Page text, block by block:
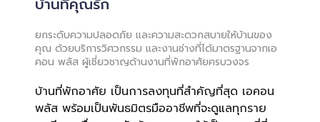
ยกระดับความปลอดภัย และความสะดวกสบายให้บ้านของ
คุณ ด้วยบริการวิศวกรรม และงานช่างที่ได้มาตรฐานจากเอ
คอน พลัส ผู้เชี่ยวชาญด้านงานที่พักอาศัยครบวงจร
บ้านที่พักอาศัย เป็นการลงทุนที่สำคัญที่สุด เอคอน
พลัส พร้อมเป็นพันธมิตรมืออาชีพที่จะดูแลทุกราย